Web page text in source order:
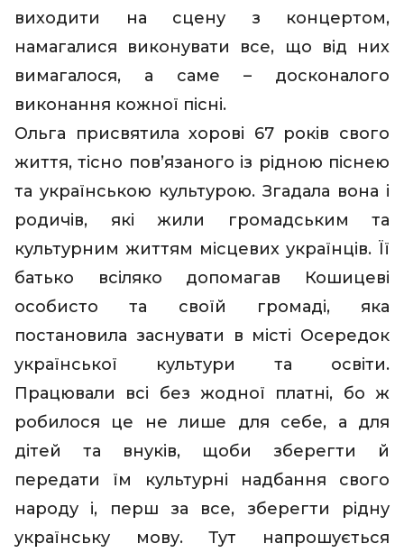
виходити на сцену з концертом,
намагалися виконувати все, що від них
вимагалося, а саме – досконалого
виконання кожної пісні.
Ольга присвятила хорові 67 років свого
життя, тісно пов’язаного із рідною піснею
та українською культурою. Згадала вона і
родичів, які жили громадським та
культурним життям місцевих українців. Її
батько всіляко допомагав Кошицеві
особисто та своїй громаді, яка
постановила заснувати в місті Осередок
української культури та освіти.
Працювали всі без жодної платні, бо ж
робилося це не лише для себе, а для
дітей та внуків, щоби зберегти й
передати їм культурні надбання свого
народу і, перш за все, зберегти рідну
українську мову. Тут напрошується